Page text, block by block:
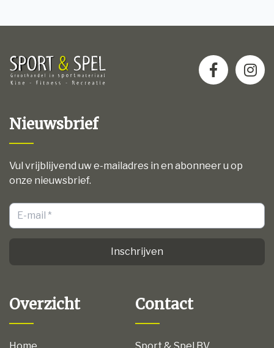
Nieuwsbrief
Vul vrijblijvend uw e-mailadres in en abonneer u op
onze nieuwsbrief.
Inschrijven
Overzicht Contact